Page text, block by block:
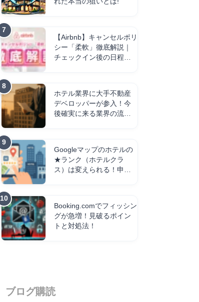
【Airbnb】キャンセルポリ
シー「柔軟」徹底解説｜
チェックイン後の日程短
ホテル業界に大手不動産
デベロッパーが参入！今
後確実に来る業界の流れ
Googleマップのホテルの
★ランク（ホテルクラ
ス）は変えられる！申請
Booking.comでフィッシン
グが急増！見破るポイン
トと対処法！
ブログ購読